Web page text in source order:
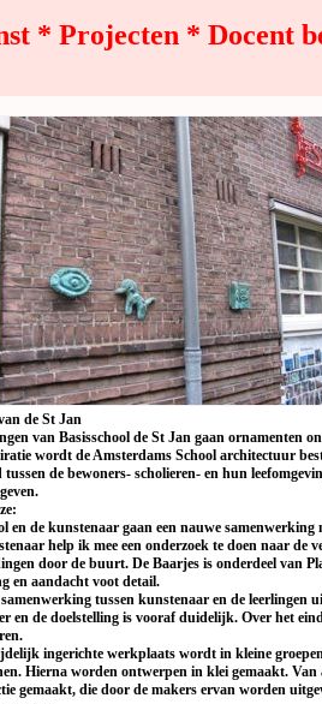
* Projecten * Docent
de St Jan
van Basisschool de St Jan gaan ornamenten
wordt de Amsterdams School architectuur
tussen de bewoners- scholieren- en hun
en de kunstenaar gaan een nauwe samenwerking
help ik mee een onderzoek te doen naar de
door de buurt. De Baarjes is onderdeel van
en aandacht voot detail.
tussen kunstenaar en de leerlingen
en de doelstelling is vooraf duidelijk. Over het
ingerichte werkplaats wordt in kleine
Hierna worden ontwerpen in klei gemaakt.
gemaakt, die door de makers ervan worden